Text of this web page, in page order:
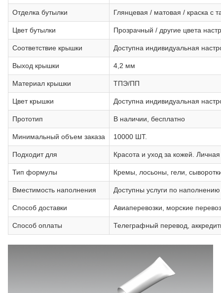
Отделка бутылки Глянцевая / матовая / краска с
Цвет бутылки Прозрачный / другие цвета
Соответствие крышки Доступна индивидуальная
Выход крышки 4,2 мм
Материал крышки ТПЭ/ПП
Цвет крышки Доступна индивидуальная
Прототип В наличии, бесплатно
Минимальный объем заказа 10000 ШТ.
Подходит для Красота и уход за кожей.
Тип формулы Кремы, лосьоны, гели,
Вместимость наполнения Доступны услуги по наполнению
Способ доставки Авиаперевозки, морские
Способ оплаты Телеграфный перевод,